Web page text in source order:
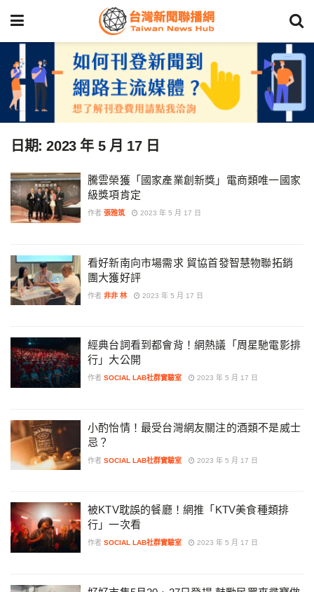
日期:2023 年 5 月 17 日
騰雲榮獲「國家產業創新獎」電商類唯一國家
級獎項肯定
作者 張雅筑 2023 年 5 月 17 日
看好新南向市場需求 貿協首發智慧物聯拓銷
團大獲好評
作者 非非 林 2023 年 5 月 17 日
經典台詞看到都會背！網熱議「周星馳電影排
行」大公開
作者 SOCIAL LAB社群實驗室 2023 年 5 月 17 日
小酌怡情！最受台灣網友關注的酒類不是威士
忌？
作者 SOCIAL LAB社群實驗室 2023 年 5 月 17 日
被KTV耽誤的餐廳！網推「KTV美食種類排
行」一次看
作者 SOCIAL LAB社群實驗室 2023 年 5 月 17 日